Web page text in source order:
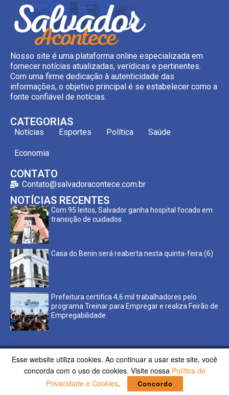
Nosso site é uma plataforma online especializada em
fornecer notícias atualizadas, verídicas e pertinentes.
Com uma firme dedicação à autenticidade das
informações, o objetivo principal é se estabelecer como a
fonte confiável de notícias.
CATEGORIAS
Notícias Esportes Política Saúde
Economia
CONTATO
Contato@salvadoracontece.com.br
NOTÍCIAS RECENTES
Com 95 leitos, Salvador ganha hospital focado em
transição de cuidados
Casa do Benin será reaberta nesta quinta-feira (6)
Prefeitura certifica 4,6 mil trabalhadores pelo
programa Treinar para Empregar e realiza Feirão de
Empregabilidade
Copyright ©2023 Salvador Acontece. Todos os direitos
reservados | Desenvolvido porPoppy Sites.
Esse website utiliza cookies. Ao continuar a usar este site, você
concorda com o uso de cookies. Visite nossa Política de
Privacidade e Cookies. Concordo